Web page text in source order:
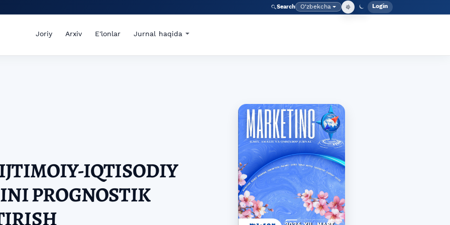
Search Language
O‘zbekcha Admin
Login
Joriy Arxiv E'lonlar Jurnal haqida
IQTISODIY
PROGNOSTIK